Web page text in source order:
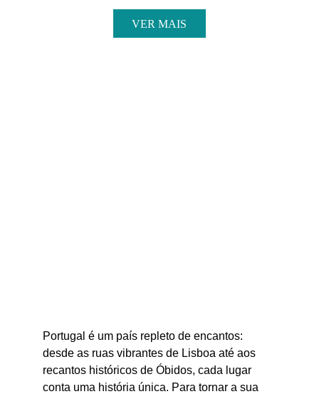
VER MAIS
Portugal é um país repleto de encantos:
desde as ruas vibrantes de Lisboa até aos
recantos históricos de Óbidos, cada lugar
conta uma história única. Para tornar a sua